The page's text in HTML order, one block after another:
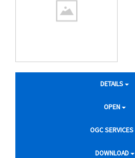
DETAILS
OPEN
OGC SERVICES
DOWNLOAD